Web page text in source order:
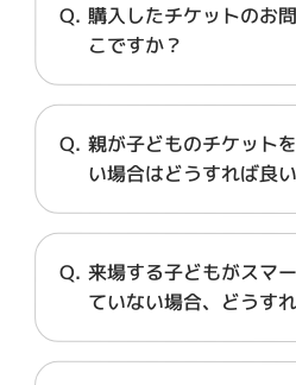
購入したチケットのお
こですか？
親が子どものチケット
い場合はどうすれば良
来場する子どもがスマ
ていない場合、どうす